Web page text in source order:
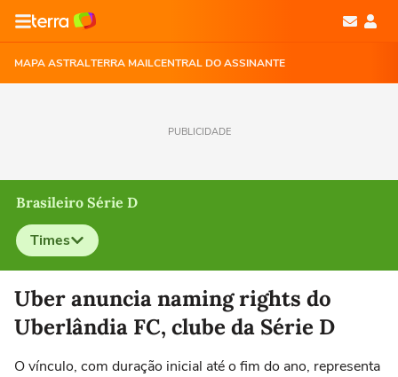
MAPA ASTRALTERRA MAILCENTRAL DO ASSINANTE
PUBLICIDADE
Brasileiro Série D
Times
Selecione o time para ver as notícias
Uber anuncia naming rights do
Uberlândia FC, clube da Série D
O vínculo, com duração inicial até o fim do ano, representa